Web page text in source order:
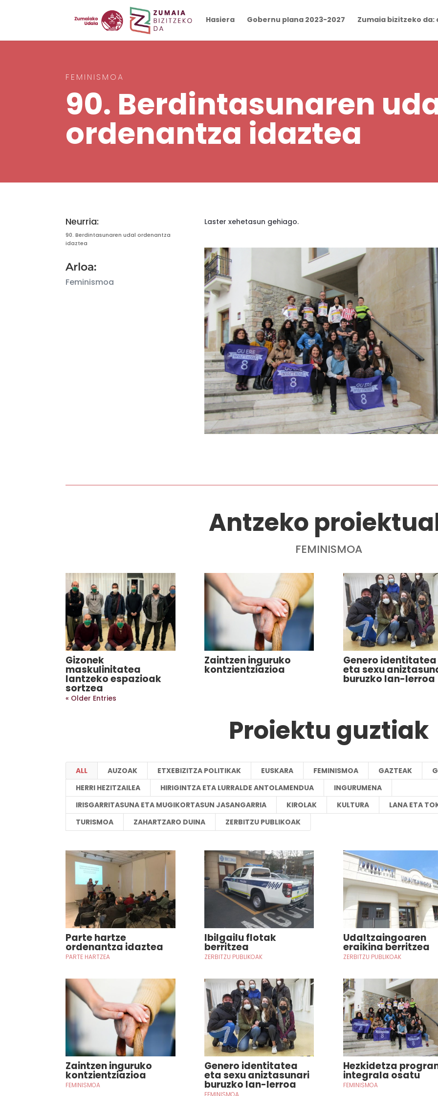
Hasiera Gobernu plana 2023-2027 Zumaia bizitzeko
FEMINISMOA
90. Berdintasunaren
ordenantza idaztea
Neurria:
90. Berdintasunaren udal ordenantza
idaztea
Arloa:
Feminismoa
Laster xehetasun gehiago.
Antzeko
FEMINISMOA
Gizonek
maskulinitatea
lantzeko espazioak
sortzea
Zaintzen inguruko
kontzientziazioa
Genero identitatea
eta sexu
buruzko lan-lerroa
« Older Entries
Proiektu guztiak
ALL AUZOAK ETXEBIZITZA POLITIKAK EUSKARA FEMINISMOA GAZTEAK
HERRI HEZITZAILEA
HIRIGINTZA ETA LURRALDE ANTOLAMENDUA
INGURUMENA
IRISGARRITASUNA ETA MUGIKORTASUN JASANGARRIA
KIROLAK KULTURA
LANA ETA
TURISMOA
ZAHARTZARO DUINA ZERBITZU PUBLIKOAK
Parte hartze
ordenantza idaztea
PARTE HARTZEA
Ibilgailu flotak
berritzea
ZERBITZU PUBLIKOAK
Udaltzaingoaren
eraikina berritzea
ZERBITZU PUBLIKOAK
Zaintzen inguruko
kontzientziazioa
FEMINISMOA
Genero identitatea
eta sexu aniztasunari
buruzko lan-lerroa
FEMINISMOA
Hezkidetza
integrala osatu
FEMINISMOA